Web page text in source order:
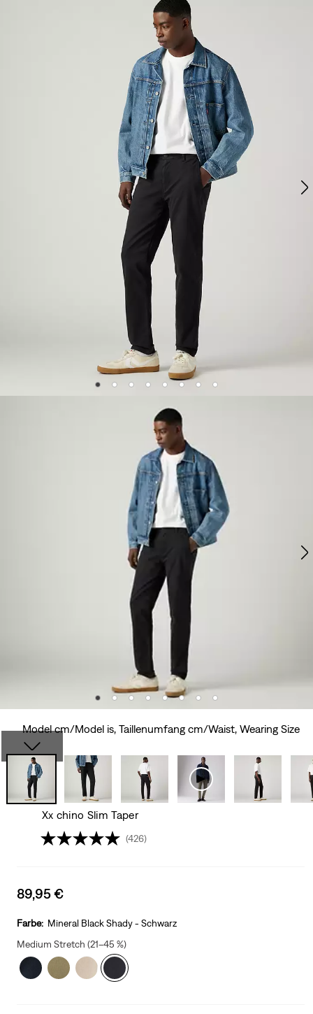
Model cm/Model is, Taillenumfang cm/Waist, Wearing Size
Xx chino Slim Taper
(426)
Sale
is
89,95 €
Farbe: Mineral Black Shady - Schwarz
Medium Stretch (21–45 %)